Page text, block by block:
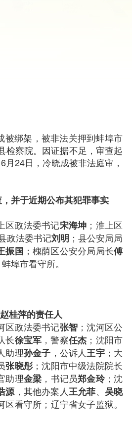
被绑架，被非法关押到蚌埠市
检察院。因证据不足，审查起
24日，冷晓成被非法庭审，
并于近期公布其犯罪事实
区政法委书记宋海坤 ；淮上区
政法委书记刘明 ；县公安局局
振国 ；槐荫区公安分局局长傅
蚌埠市看守所。
桂萍的责任人
区政法委书记张智 ；沈河区公
长徐宝军 ，警察任杰 ；沈阳市
助理孙金子 ，公诉人王宇；大
张晓彤；沈阳市中级法院院长
助理金梁 ，书记员郑金玲；沈
源 ，其他办案人王允菲、 吴晓
区看守所；辽宁省女子监狱。